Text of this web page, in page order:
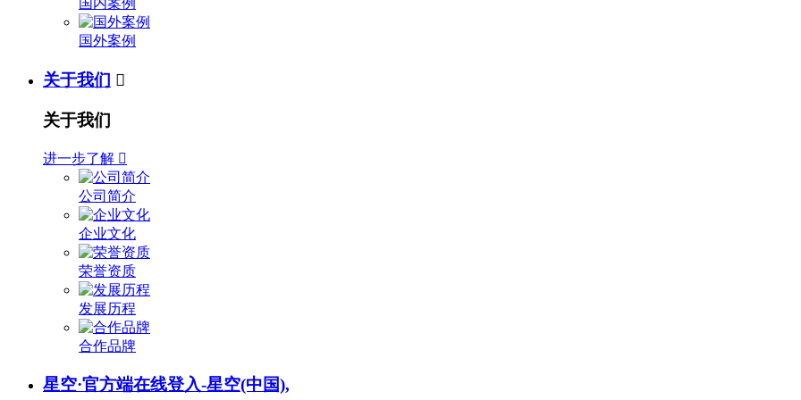
国内案例
国外案例
关于我们 
关于我们
进一步了解 
公司简介
企业文化
荣誉资质
发展历程
合作品牌
星空·官方端在线登入-星空(中国),